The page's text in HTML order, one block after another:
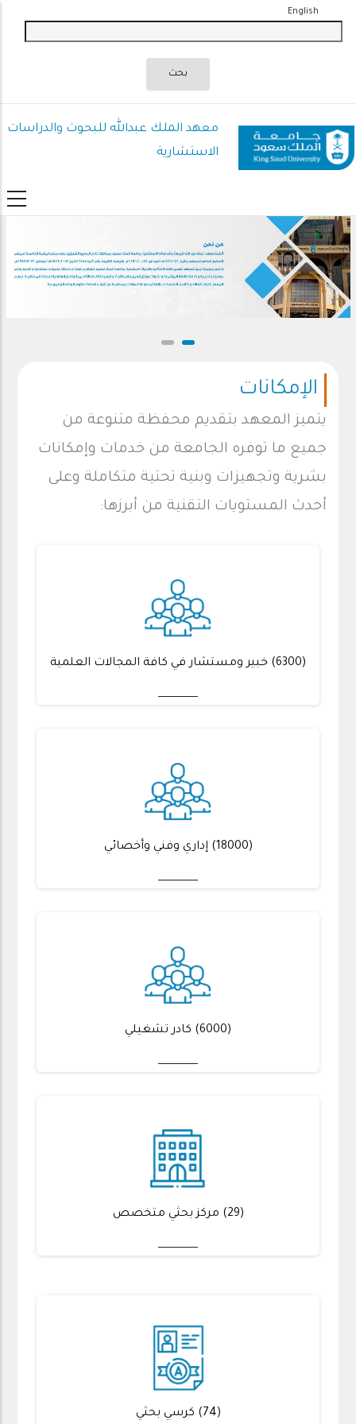
English
معهد الملك عبدالله للبحوث والدراسات
الاستشارية
الإمكانات
يتميز المعهد بتقديم محفظة متنوعة من
جميع ما توفره الجامعة من خدمات وإمكانات
بشرية وتجهيزات وبنية تحتية متكاملة وعلى
أحدث المستويات التقنية من أبرزها:
(6300) خبير ومستشار في كافة المجالات العلمية
(18000) إداري وفني وأخصائي
(6000) كادر تشغيلي
(29) مركز بحثي متخصص
(74) كرسي بحثي